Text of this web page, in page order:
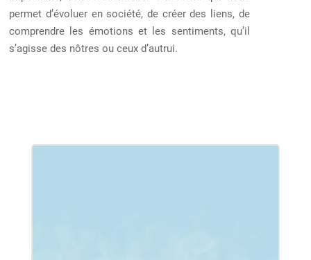
permet d’évoluer en société, de créer des liens, de
comprendre les émotions et les sentiments, qu’il
s’agisse des nôtres ou ceux d’autrui.